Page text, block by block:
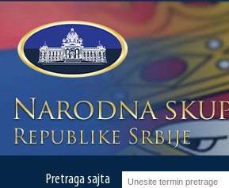
Pretraga sajta